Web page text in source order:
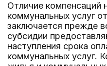
Отличие компенсаций
коммунальных услуг
заключается прежде
субсидии
наступления срока
коммунальных услуг.